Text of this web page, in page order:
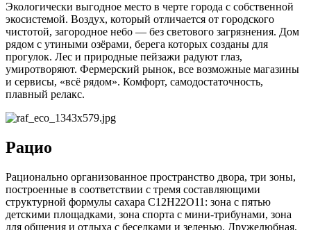
Экологически выгодное место в черте города с собственной
экосистемой. Воздух, который отличается от городского
чистотой, загородное небо — без светового загрязнения. Дом
рядом с утиными озёрами, берега которых созданы для
прогулок. Лес и природные пейзажи радуют глаз,
умиротворяют. Фермерский рынок, все возможные магазины
и сервисы, «всё рядом». Комфорт, самодостаточность,
плавный релакс.
Рацио
Рационально организованное пространство двора, три зоны,
построенные в соответствии с тремя составляющими
структурной формулы сахара C12H22O11: зона с пятью
детскими площадками, зона спорта с мини-трибунами, зона
для общения и отдыха с беседками и зеленью. Дружелюбная,